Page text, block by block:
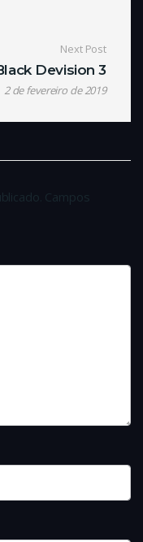
Next Post
Devision 3
2 de fevereiro de 2019
Campos